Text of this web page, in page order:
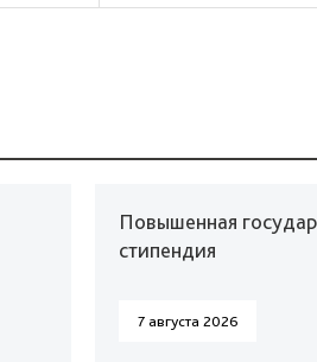
Повышенная
стипендия
7 августа 2026